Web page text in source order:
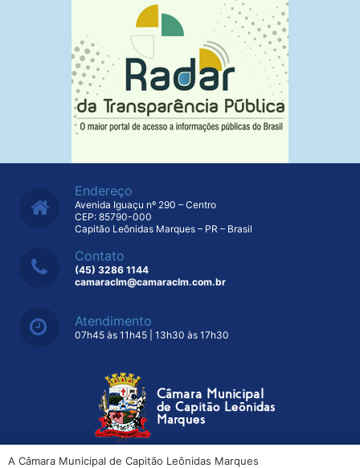
Endereço
Avenida Iguaçu nº 290 – Centro
CEP: 85790-000
Capitão Leônidas Marques – PR – Brasil
Contato
(45) 3286 1144
camaraclm@camaraclm.com.br
Atendimento
07h45 às 11h45 | 13h30 às 17h30
A Câmara Municipal de Capitão Leônidas Marques